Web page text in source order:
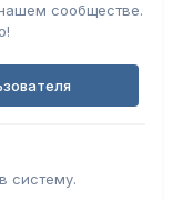
сообществе.
систему.